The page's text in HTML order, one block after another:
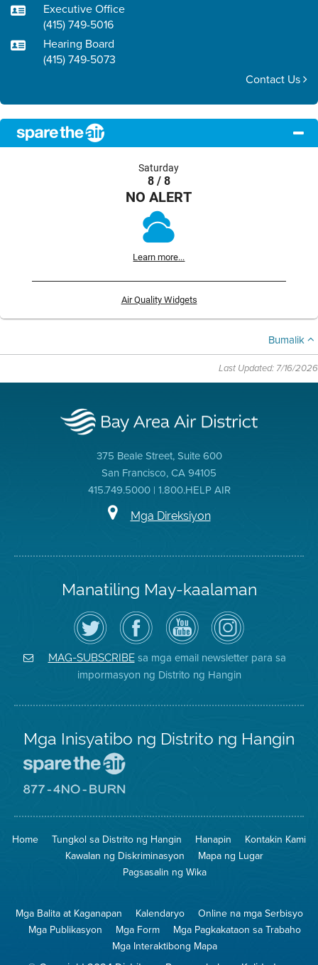
Executive Office
(415) 749-5016
Hearing Board
(415) 749-5073
Contact Us
Saturday
8 / 8
NO ALERT
Learn more...
Air Quality Widgets
Bumalik
Last Updated: 7/16/2026
375 Beale Street, Suite 600
San Francisco, CA 94105
415.749.5000 | 1.800.HELP AIR
Mga Direksiyon
Manatiling May-kaalaman
I-
follow
ang
Air
District
sa
Twitter
Bisitahin
ang
Page
sa
Facebook
ng
Distrito
Channel
sa
YouTube
ng
Air
District
Air
District
on
Instagram
MAG-SUBSCRIBEsa mga email newsletter para sa
impormasyon ng Distrito ng Hangin
Mga Inisyatibo ng Distrito ng Hangin
Iligtas
Hangin
8774
na
Pagsunog
Home Tungkol sa Distrito ng Hangin Hanapin
Kontakin Kami
Kawalan ng Diskriminasyon
Mapa ng Lugar
Pagsasalin ng Wika
Mga Balita at Kaganapan Kalendaryo
Online na mga Serbisyo
Mga Publikasyon
Mga Form
Mga Pagkakataon sa Trabaho
Mga Interaktibong Mapa